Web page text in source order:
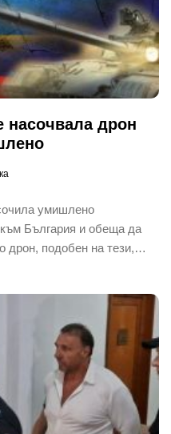
насочвала дрон
умишлено
България и обеща да
дрон, подобен на тези,…